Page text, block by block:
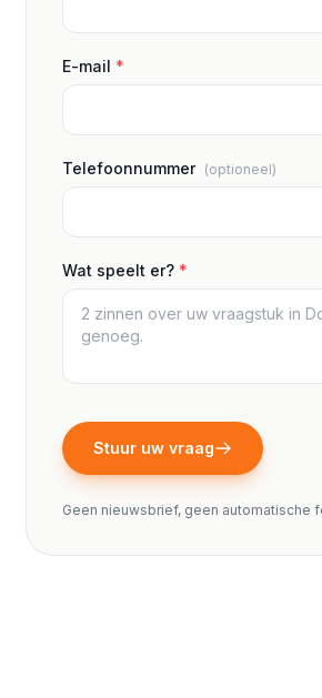
E-mail *
Telefoonnummer (optioneel)
Wat speelt er? *
Stuur uw vraag
Geen nieuwsbrief, geen automatische